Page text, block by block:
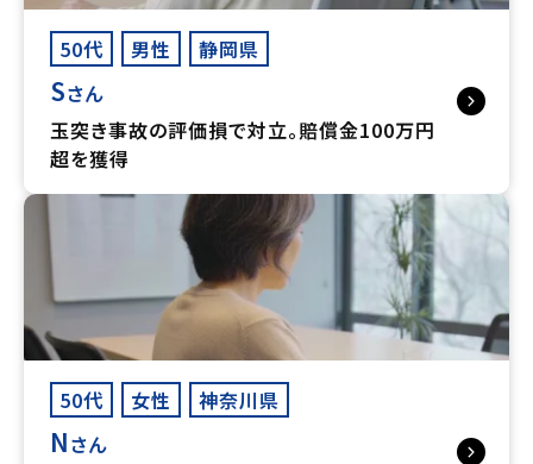
50代 男性 静岡県
Sさん
玉突き事故の評価損で対立。賠償金100万円
超を獲得
50代 女性 神奈川県
Nさん